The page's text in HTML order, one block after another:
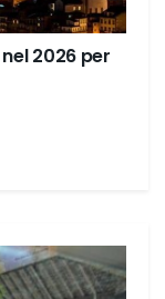
2026 per